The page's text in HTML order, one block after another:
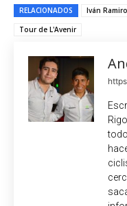
RELACIONADOS Iván
Tour de L'Avenir